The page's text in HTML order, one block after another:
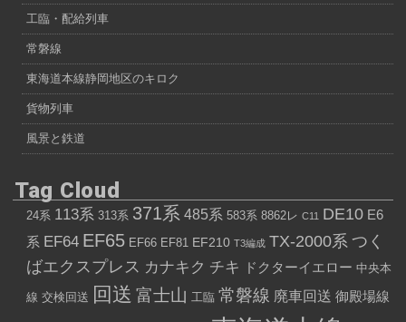
工臨・配給列車
常磐線
東海道本線静岡地区のキロク
貨物列車
風景と鉄道
Tag Cloud
24系 113系 313系 371系 485系 583系 8862レ C11 DE10 E6
系 EF64 EF65 EF66 EF81 EF210 T3編成 TX-2000系 つく
ばエクスプレス カナキク チキ ドクターイエロー 中央本
線 交検回送 回送 富士山 工臨 常磐線 廃車回送 御殿場線